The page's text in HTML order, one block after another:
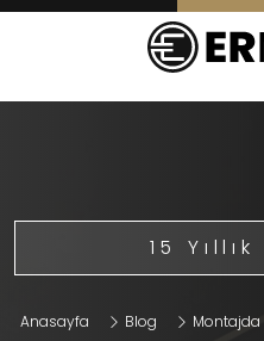
15
Anasayfa Blog Montajda